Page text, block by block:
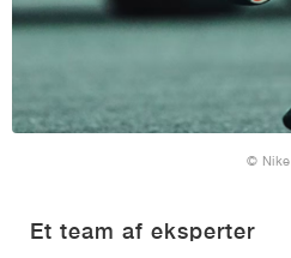
© Nike
Et team af eksperter